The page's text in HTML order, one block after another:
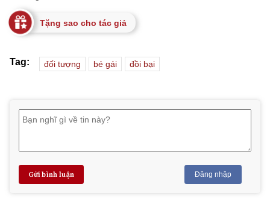
Tặng sao cho tác giả
Tag: đối tượng bé gái đồi bại
Gửi bình luận Đăng nhập